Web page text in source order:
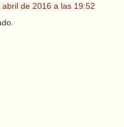
abril de 2016 a las 19:52